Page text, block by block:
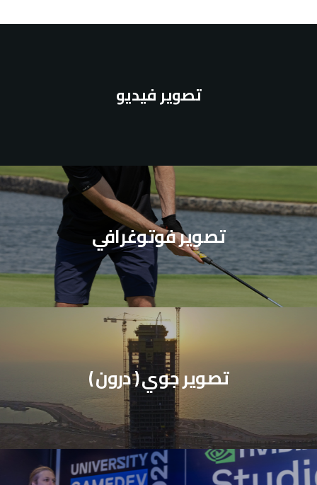
تصوير فيديو
تصوير فوتوغرافي
تصوير جوي ( درون )